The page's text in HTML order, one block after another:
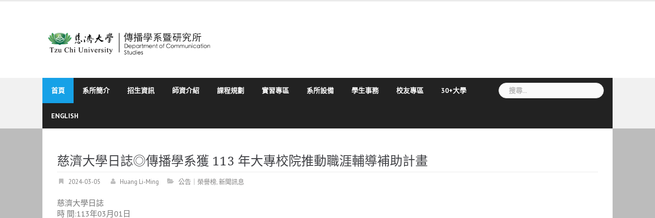
首頁 系所簡介 招生資訊 師資介紹 課程規劃 實習專區 系所設備 學生事務 校友專區 30+大學
ENGLISH
搜
尋
字:
慈濟大學日誌◎傳播學系獲 113 年大專校院推動職涯輔導補助計畫
2024-03-05 Huang Li-Ming 公告｜榮譽榜,新聞訊息
慈濟大學日誌
時 間:113年03月01日